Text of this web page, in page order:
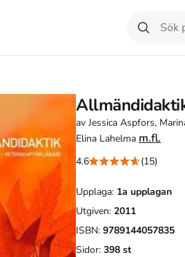
av Jessica Aspfors,
Elina Lahelma m.fl.
4.6 (15)
Upplaga: 1a upplagan
Utgiven: 2011
ISBN: 9789144057835
Sidor: 398 st